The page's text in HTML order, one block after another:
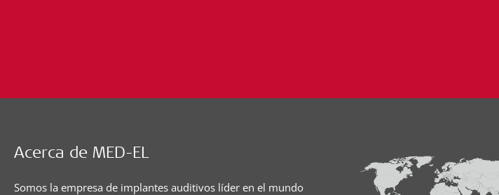
Acerca de MED-EL
Somos la empresa de implantes auditivos líder en el mundo